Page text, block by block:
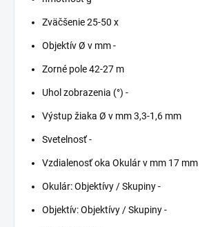
Zväčšenie 25-50 x
Objektív Ø v mm -
Zorné pole 42-27 m
Uhol zobrazenia (°) -
Výstup žiaka Ø v mm 3,3-1,6 mm
Svetelnosť -
Vzdialenosť oka Okulár v mm 17 mm
Okulár: Objektívy / Skupiny -
Objektív: Objektívy / Skupiny -